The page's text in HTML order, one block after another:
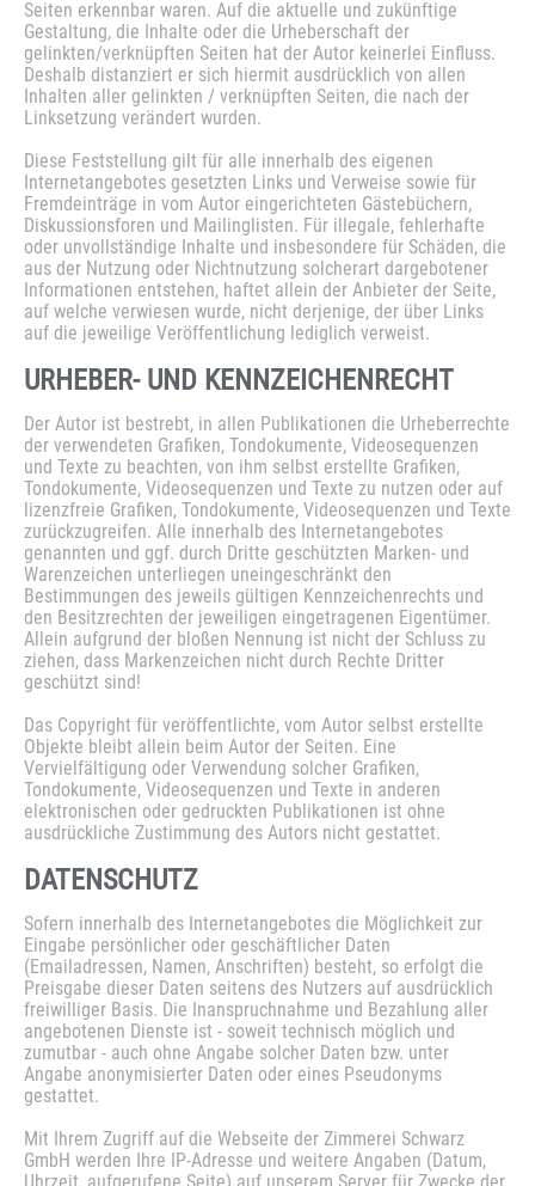
Seiten erkennbar waren. Auf die aktuelle und zukünftige
Gestaltung, die Inhalte oder die Urheberschaft der
gelinkten/verknüpften Seiten hat der Autor keinerlei Einfluss.
Deshalb distanziert er sich hiermit ausdrücklich von allen
Inhalten aller gelinkten / verknüpften Seiten, die nach der
Linksetzung verändert wurden.
Diese Feststellung gilt für alle innerhalb des eigenen
Internetangebotes gesetzten Links und Verweise sowie für
Fremdeinträge in vom Autor eingerichteten Gästebüchern,
Diskussionsforen und Mailinglisten. Für illegale, fehlerhafte
oder unvollständige Inhalte und insbesondere für Schäden, die
aus der Nutzung oder Nichtnutzung solcherart dargebotener
Informationen entstehen, haftet allein der Anbieter der Seite,
auf welche verwiesen wurde, nicht derjenige, der über Links
auf die jeweilige Veröffentlichung lediglich verweist.
URHEBER- UND KENNZEICHENRECHT
Der Autor ist bestrebt, in allen Publikationen die Urheberrechte
der verwendeten Grafiken, Tondokumente, Videosequenzen
und Texte zu beachten, von ihm selbst erstellte Grafiken,
Tondokumente, Videosequenzen und Texte zu nutzen oder auf
lizenzfreie Grafiken, Tondokumente, Videosequenzen und Texte
zurückzugreifen. Alle innerhalb des Internetangebotes
genannten und ggf. durch Dritte geschützten Marken- und
Warenzeichen unterliegen uneingeschränkt den
Bestimmungen des jeweils gültigen Kennzeichenrechts und
den Besitzrechten der jeweiligen eingetragenen Eigentümer.
Allein aufgrund der bloßen Nennung ist nicht der Schluss zu
ziehen, dass Markenzeichen nicht durch Rechte Dritter
geschützt sind!
Das Copyright für veröffentlichte, vom Autor selbst erstellte
Objekte bleibt allein beim Autor der Seiten. Eine
Vervielfältigung oder Verwendung solcher Grafiken,
Tondokumente, Videosequenzen und Texte in anderen
elektronischen oder gedruckten Publikationen ist ohne
ausdrückliche Zustimmung des Autors nicht gestattet.
DATENSCHUTZ
Sofern innerhalb des Internetangebotes die Möglichkeit zur
Eingabe persönlicher oder geschäftlicher Daten
(Emailadressen, Namen, Anschriften) besteht, so erfolgt die
Preisgabe dieser Daten seitens des Nutzers auf ausdrücklich
freiwilliger Basis. Die Inanspruchnahme und Bezahlung aller
angebotenen Dienste ist - soweit technisch möglich und
zumutbar - auch ohne Angabe solcher Daten bzw. unter
Angabe anonymisierter Daten oder eines Pseudonyms
gestattet.
Mit Ihrem Zugriff auf die Webseite der Zimmerei Schwarz
GmbH werden Ihre IP-Adresse und weitere Angaben (Datum,